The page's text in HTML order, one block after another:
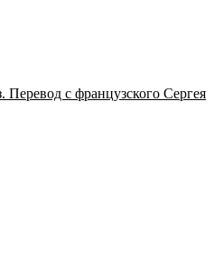
Перевод с французского Сергея